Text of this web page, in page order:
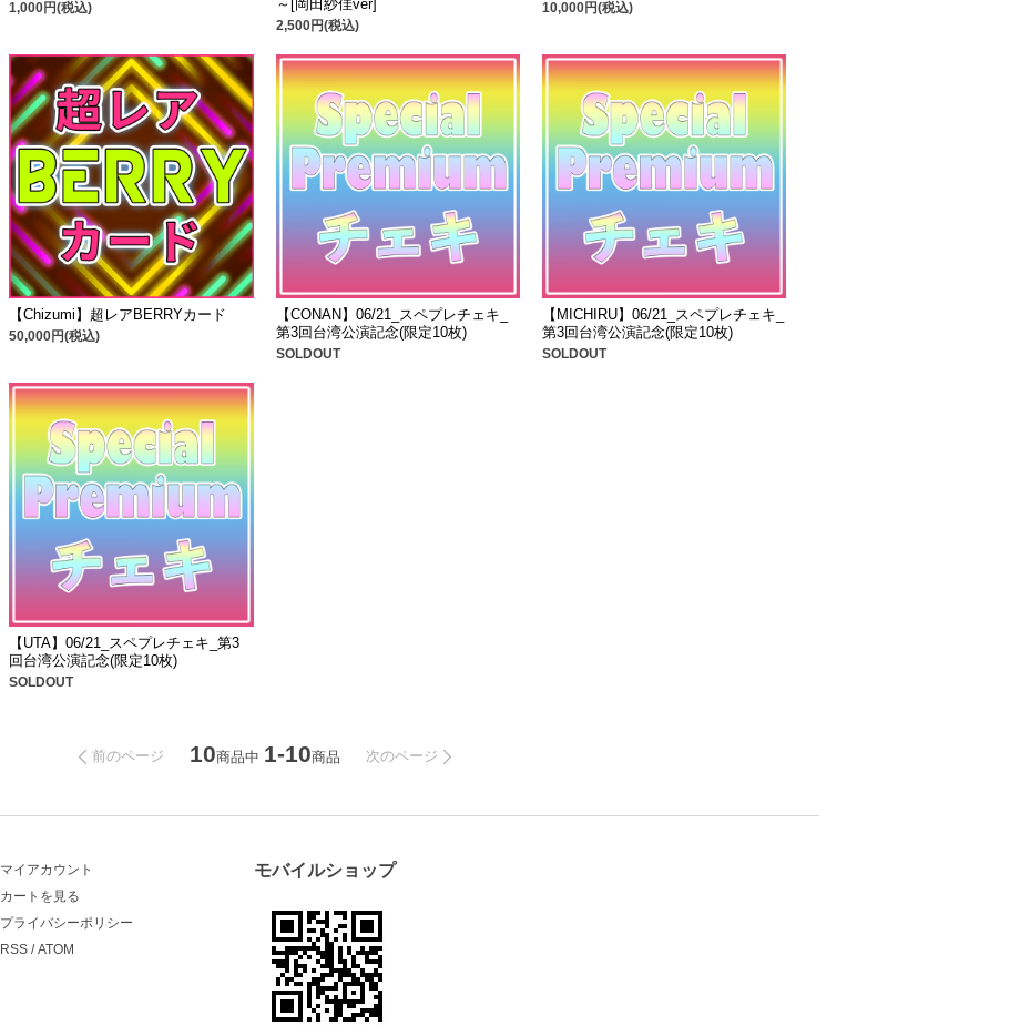
1,000円(税込)
～[岡田紗佳ver]
2,500円(税込)
10,000円(税込)
【Chizumi】超レアBERRYカード
50,000円(税込)
【CONAN】06/21_スペプレチェキ_
第3回台湾公演記念(限定10枚)
SOLDOUT
【MICHIRU】06/21_スペプレチェキ_
第3回台湾公演記念(限定10枚)
SOLDOUT
【UTA】06/21_スペプレチェキ_第3
回台湾公演記念(限定10枚)
SOLDOUT
前のページ 10商品中 1-10商品 次のページ
マイアカウント
カートを見る
プライバシーポリシー
RSS /ATOM
モバイルショップ